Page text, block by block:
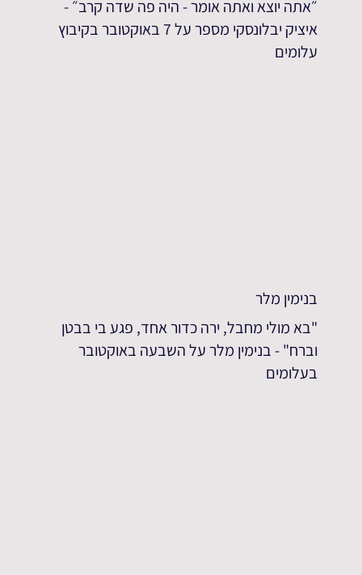
״אתה יוצא ואתה אומר - היה פה שדה קרב״ -
איציק יבלונסקי מספר על 7 באוקטובר בקיבוץ
עלומים
בנימין מלר
"בא מולי מחבל, ירה כדור אחד, פגע בי בבטן
וברח" - בנימין מלר על השבעה באוקטובר
בעלומים